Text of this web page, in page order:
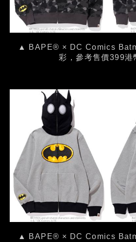
▲ BAPE® × DC Comics
彩，參考售價399港
▲ BAPE® × DC Comics